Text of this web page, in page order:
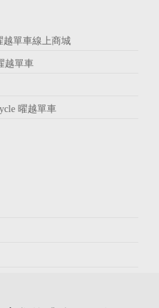
越單車線上商城
越單車
曜越單車